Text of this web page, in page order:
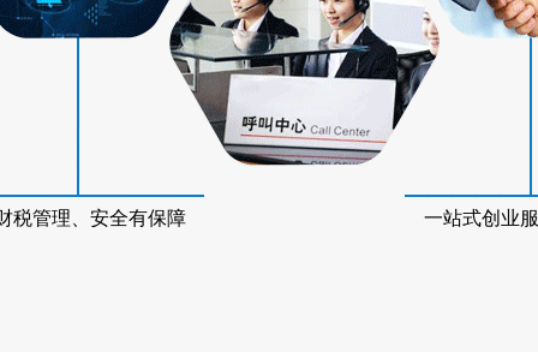
税管理、安全有保障 一站式创业